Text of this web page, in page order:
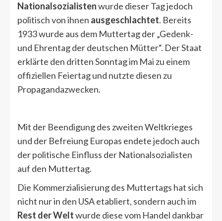
Nationalsozialistenwurde dieser Tag jedoch
politisch von ihnen ausgeschlachtet. Bereits
1933 wurde aus dem Muttertag der „Gedenk-
und Ehrentag der deutschen Mütter“. Der Staat
erklärte den dritten Sonntag im Mai zu einem
offiziellen Feiertag und nutzte diesen zu
Propagandazwecken.
Mit der Beendigung des zweiten Weltkrieges
und der Befreiung Europas endete jedoch auch
der politische Einfluss der Nationalsozialisten
auf den Muttertag.
Die Kommerzialisierung des Muttertags hat sich
nicht nur in den USA etabliert, sondern auch im
Rest der Weltwurde diese vom Handel dankbar